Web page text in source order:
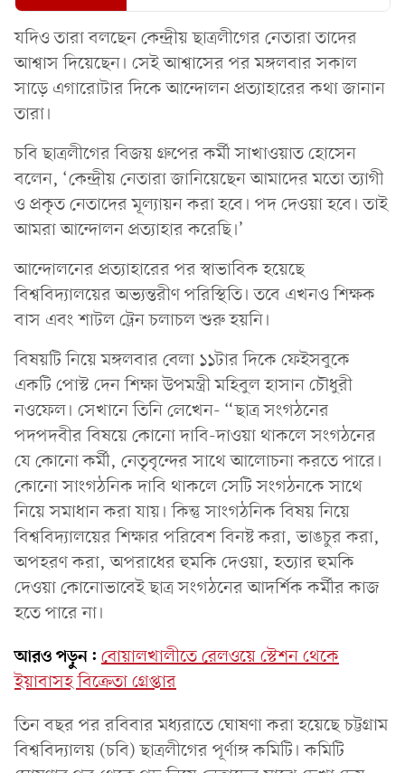
যদিও তারা বলছেন কেন্দ্রীয় ছাত্রলীগের নেতারা তাদের
আশ্বাস দিয়েছেন। সেই আশ্বাসের পর মঙ্গলবার সকাল
সাড়ে এগারোটার দিকে আন্দোলন প্রত্যাহারের কথা জানান
তারা।
চবি ছাত্রলীগের বিজয় গ্রুপের কর্মী সাখাওয়াত হোসেন
বলেন, ‘কেন্দ্রীয় নেতারা জানিয়েছেন আমাদের মতো ত্যাগী
ও প্রকৃত নেতাদের মূল্যায়ন করা হবে। পদ দেওয়া হবে। তাই
আমরা আন্দোলন প্রত্যাহার করেছি।’
আন্দোলনের প্রত্যাহারের পর স্বাভাবিক হয়েছে
বিশ্ববিদ্যালয়ের অভ্যন্তরীণ পরিস্থিতি। তবে এখনও শিক্ষক
বাস এবং শাটল ট্রেন চলাচল শুরু হয়নি।
বিষয়টি নিয়ে মঙ্গলবার বেলা ১১টার দিকে ফেইসবুকে
একটি পোস্ট দেন শিক্ষা উপমন্ত্রী মহিবুল হাসান চৌধুরী
নওফেল। সেখানে তিনি লেখেন- “ছাত্র সংগঠনের
পদপদবীর বিষয়ে কোনো দাবি-দাওয়া থাকলে সংগঠনের
যে কোনো কর্মী, নেতৃবৃন্দের সাথে আলোচনা করতে পারে।
কোনো সাংগঠনিক দাবি থাকলে সেটি সংগঠনকে সাথে
নিয়ে সমাধান করা যায়। কিন্তু সাংগঠনিক বিষয় নিয়ে
বিশ্ববিদ্যালয়ের শিক্ষার পরিবেশ বিনষ্ট করা, ভাঙচুর করা,
অপহরণ করা, অপরাধের হুমকি দেওয়া, হত্যার হুমকি
দেওয়া কোনোভাবেই ছাত্র সংগঠনের আদর্শিক কর্মীর কাজ
হতে পারে না।
আরও পড়ুন: বোয়ালখালীতে রেলওয়ে স্টেশন থেকে
ইয়াবাসহ বিক্রেতা গ্রেপ্তার
তিন বছর পর রবিবার মধ্যরাতে ঘোষণা করা হয়েছে চট্টগ্রাম
বিশ্ববিদ্যালয় (চবি) ছাত্রলীগের পূর্ণাঙ্গ কমিটি। কমিটি